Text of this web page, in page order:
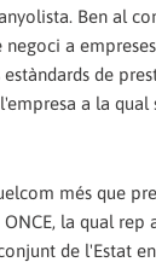
Ben al
a
de
a la
més que
la qual
de l'Estat